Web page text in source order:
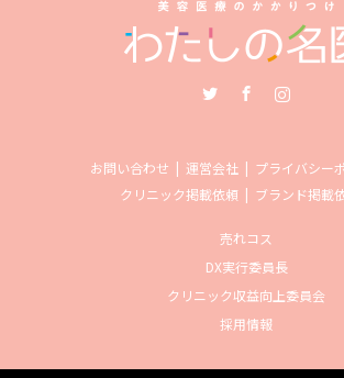
お問い合わせ 運営会社
プライバシー
クリニック掲載依頼
ブランド掲載
売れコス
DX実行委員長
クリニック収益向上委員会
採用情報